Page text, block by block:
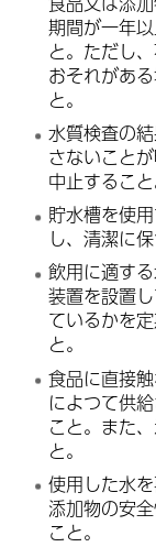
期間が一年
と。ただし
おそれがあ
と。
水質検査の
さないこと
中止すること
貯水槽を使
し、清潔に保
飲用に適す
装置を設置
ているかを
と。
食品に直接
によつて供
こと。また
と。
使用した水
添加物の安
こと。